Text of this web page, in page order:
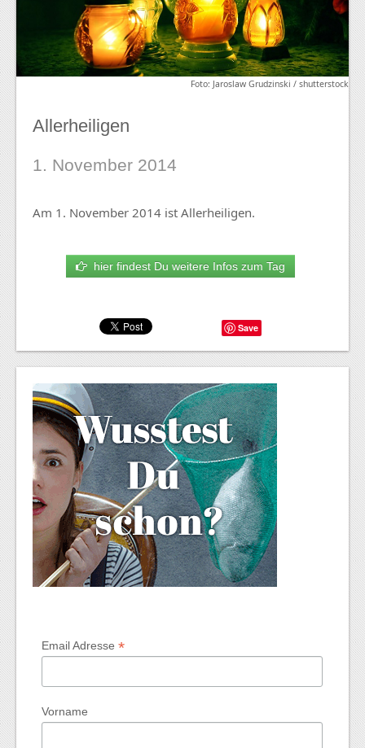
Foto: Jaroslaw Grudzinski / shutterstock
Allerheiligen
1. November 2014
Am 1. November 2014 ist Allerheiligen.
hier findest Du weitere Infos zum Tag
Save
Email Adresse*
Vorname